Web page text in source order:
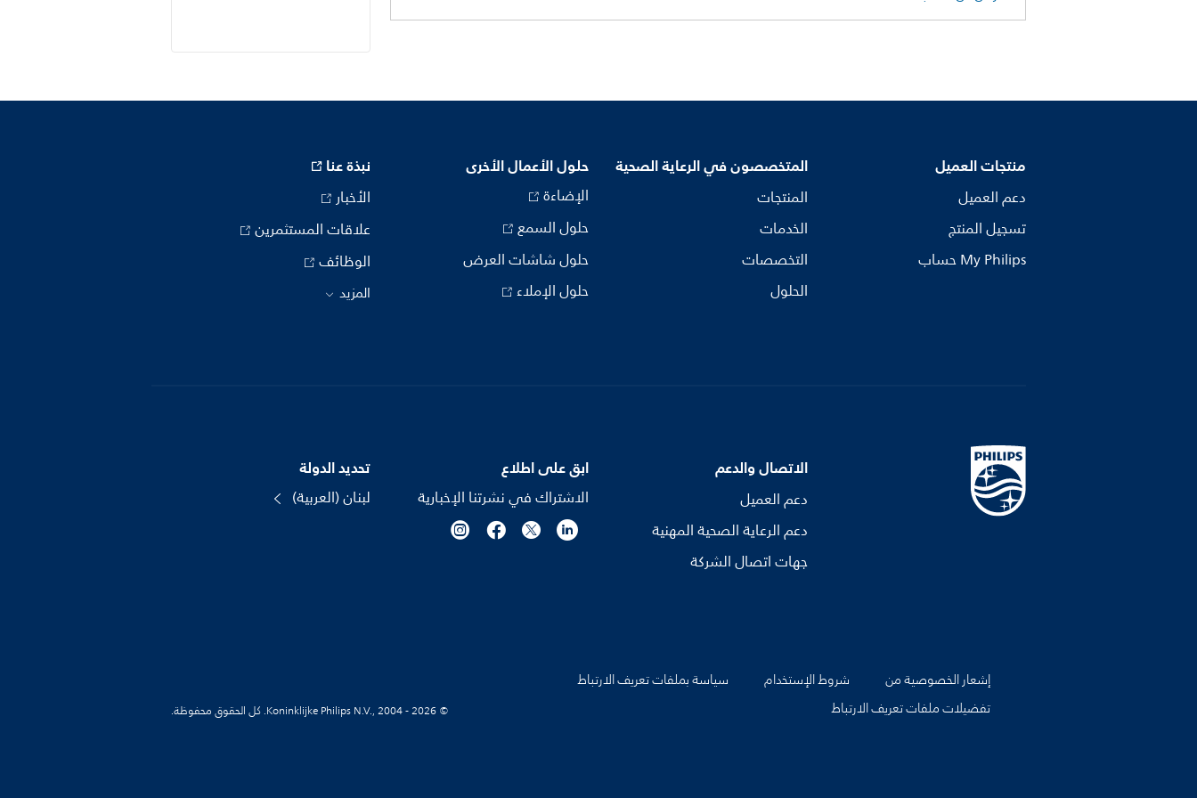
منتجات العميل
دعم العميل
تسجيل المنتج
My Philips حساب
المتخصصون في الرعاية الصحية
المنتجات
الخدمات
التخصصات
الحلول
حلول الأعمال الأخرى
الإضاءة
حلول السمع
حلول شاشات العرض
حلول الإملاء
نبذة عنا
الأخبار
علاقات المستثمرين
الوظائف
المزيد
الاتصال والدعم
دعم العميل
دعم الرعاية الصحية المهنية
جهات اتصال الشركة
ابق على اطلاع
الاشتراك في نشرتنا الإخبارية
تحديد الدولة
لبنان (العربية)
إشعار الخصوصية من شروط الإستخدام
سياسة بملفات تعريف الارتباط
تفضيلات ملفات تعريف الارتباط
© Koninklijke Philips N.V., 2004 - 2026. كل الحقوق محفوظة.